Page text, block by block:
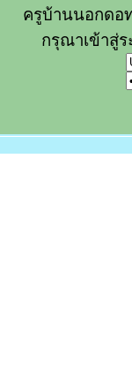
ครูบ้านนอกดอ
กรุณาเข้าสู่